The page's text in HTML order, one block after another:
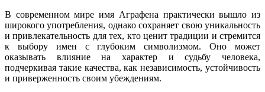
В современном мире имя Аграфена практически вышло из
широкого употребления, однако сохраняет свою уникальность
и привлекательность для тех, кто ценит традиции и стремится
к выбору имен с глубоким символизмом. Оно может
оказывать влияние на характер и судьбу человека,
подчеркивая такие качества, как независимость, устойчивость
и приверженность своим убеждениям.